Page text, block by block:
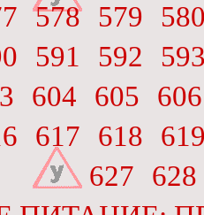
578 579
591 592
604 605
606
617 618
627
628